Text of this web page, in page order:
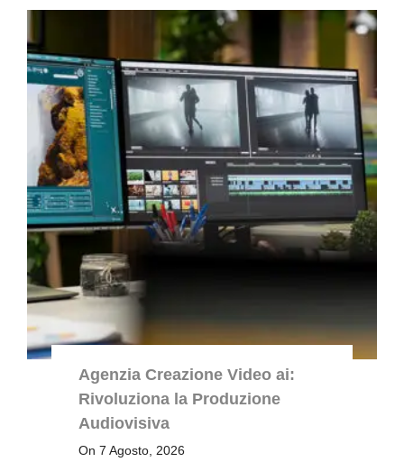
Agenzia Creazione Video ai:
Rivoluziona la Produzione
Audiovisiva
On 7 Agosto, 2026